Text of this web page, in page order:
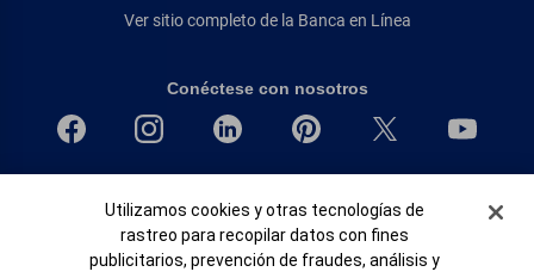
Ver sitio completo de la Banca en Línea
Conéctese con nosotros
Igualdad de oportunidades en préstamos para viviendas
© 2026 Bank of America Corporation.
Todos Los Derechos Reservados.
Banner de Cookies
Utilizamos cookies y otras tecnologías de
rastreo para recopilar datos con fines
publicitarios, prevención de fraudes, análisis y